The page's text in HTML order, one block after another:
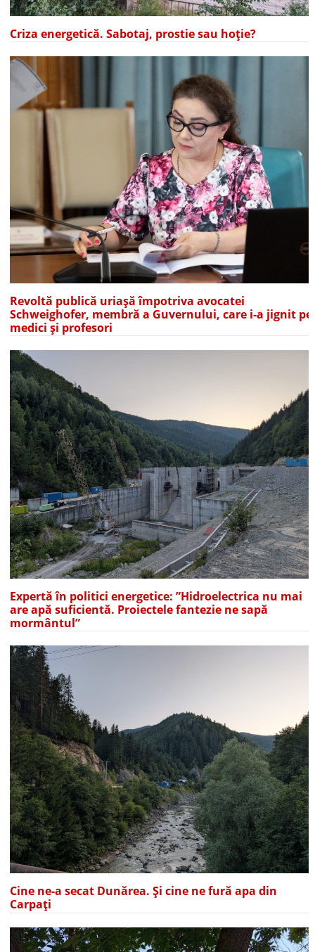
Criza energetică. Sabotaj, prostie sau hoție?
Revoltă publică uriașă împotriva avocatei
Schweighofer, membră a Guvernului, care i-a jignit pe
medici și profesori
Expertă în politici energetice: ”Hidroelectrica nu mai
are apă suficientă. Proiectele fantezie ne sapă
mormântul”
Cine ne-a secat Dunărea. Și cine ne fură apa din
Carpați